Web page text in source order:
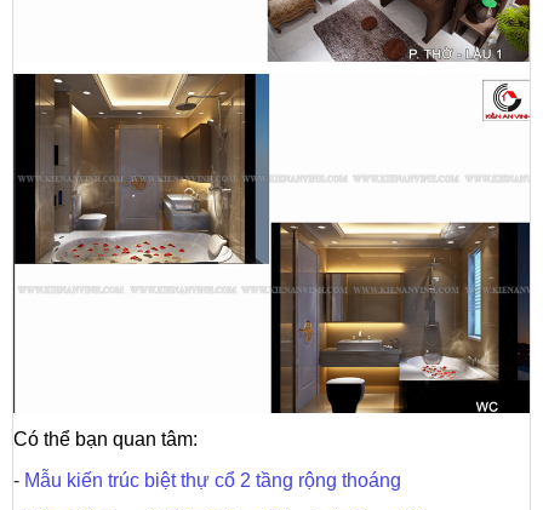
Có thể bạn quan tâm:
- Mẫu kiến trúc biệt thự cổ 2 tầng rộng thoáng